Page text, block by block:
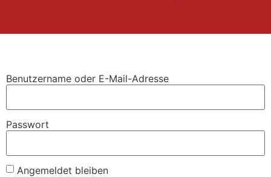
Benutzername oder E-Mail-Adresse
Passwort
Angemeldet bleiben